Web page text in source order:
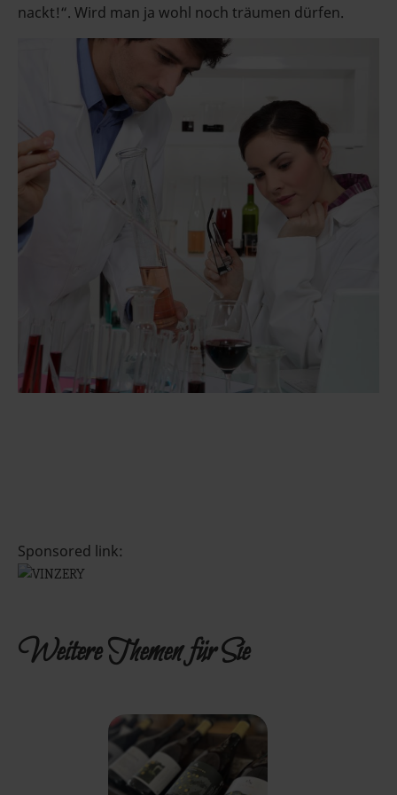
nackt!“. Wird man ja wohl noch träumen dürfen.
Sponsored link:
Weitere Themen für Sie